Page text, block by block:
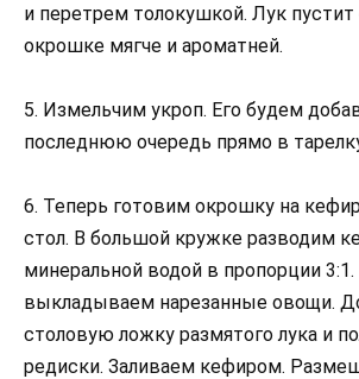
и перетрем толокушкой. Лук пустит
окрошке мягче и ароматней.
5. Измельчим укроп. Его будем
последнюю очередь прямо в
6. Теперь готовим окрошку на
стол. В большой кружке разводим
минеральной водой в пропорции
выкладываем нарезанные овощи.
столовую ложку размятого лука и
редиски. Заливаем кефиром.